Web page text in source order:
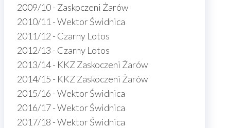
2009/10 - Zaskoczeni Żarów
2010/11 - Wektor Świdnica
2011/12 - Czarny Lotos
2012/13 - Czarny Lotos
2013/14 - KKZ Zaskoczeni Żarów
2014/15 - KKZ Zaskoczeni Żarów
2015/16 - Wektor Świdnica
2016/17 - Wektor Świdnica
2017/18 - Wektor Świdnica